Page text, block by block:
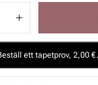
ett tapetprov, 2,00 €